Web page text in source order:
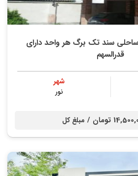
سند تک برگ هر واحد دارای
قدرالسهم
شهر
نور
تومان / مبلغ کل